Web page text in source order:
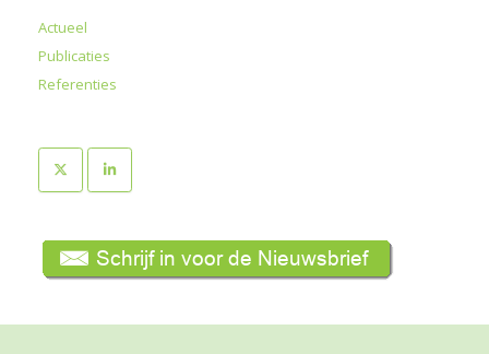
Actueel
Publicaties
Referenties